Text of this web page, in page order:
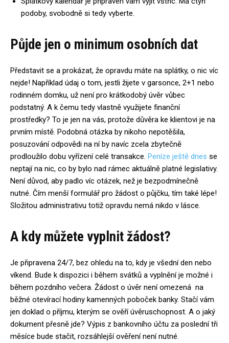
podoby, svobodně si tedy vyberte.
Půjde jen o minimum osobních dat
Představit se a prokázat, že opravdu máte na splátky, o nic víc
nejde! Například údaj o tom, jestli žijete v garsonce, 2+1 nebo
rodinném domku, už není pro krátkodobý úvěr vůbec
podstatný. A k čemu tedy vlastně využijete finanční
prostředky? To je jen na vás, protože důvěra ke klientovi je na
prvním místě. Podobná otázka by nikoho nepotěšila,
posuzování odpovědi na ní by navíc zcela zbytečně
prodloužilo dobu vyřízení celé transakce. Peníze ještě dnes se
neptají na nic, co by bylo nad rámec aktuálně platné legislativy.
Není důvod, aby padlo víc otázek, než je bezpodmínečně
nutné. Čím menší formulář pro žádost o půjčku, tím také lépe!
Složitou administrativu totiž opravdu nemá nikdo v lásce.
A kdy můžete vyplnit žádost?
Je připravena 24/7, bez ohledu na to, kdy je všední den nebo
víkend. Bude k dispozici i během svátků a vyplnění je možné i
během pozdního večera. Žádost o úvěr není omezená na
běžné otevírací hodiny kamenných poboček banky. Stačí vám
jen doklad o příjmu, kterým se ověří úvěruschopnost. A o jaký
dokument přesně jde? Výpis z bankovního účtu za poslední tři
měsíce bude stačit, rozsáhlejší ověření není nutné.